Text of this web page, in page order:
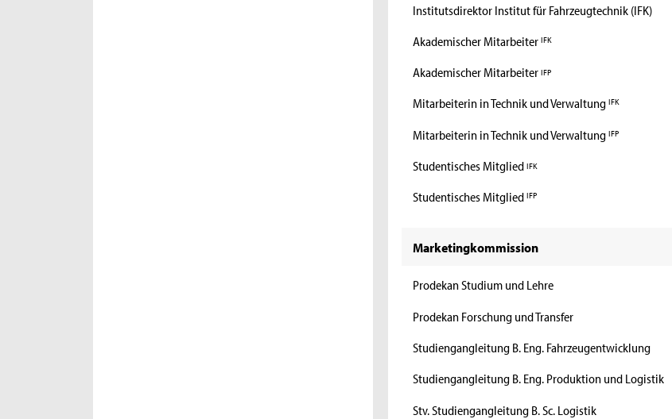
Institutsdirektor Institut für Fahrzeugtechnik (IFK)
Akademischer MitarbeiterIFK
Akademischer MitarbeiterIFP
Mitarbeiterin in Technik und VerwaltungIFK
Mitarbeiterin in Technik und VerwaltungIFP
Studentisches MitgliedIFK
Studentisches MitgliedIFP
Marketingkommission
Prodekan Studium und Lehre
Prodekan Forschung und Transfer
Studiengangleitung B. Eng. Fahrzeugentwicklung
Studiengangleitung B. Eng. Produktion und Logistik
Stv. Studiengangleitung B. Sc. Logistik